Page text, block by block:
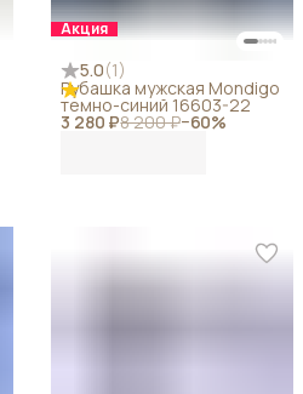
Акция
5.0(1)
3 280 ₽8 200 ₽−60%
Рубашка мужская Mondigo
темно-синий 16603-22